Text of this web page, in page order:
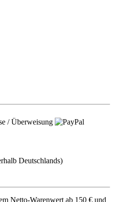
Netto-Warenwert ab 150 € und